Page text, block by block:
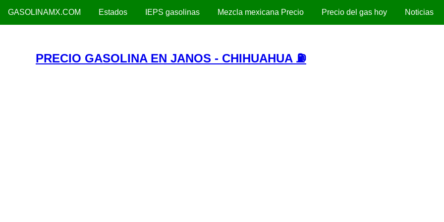
GASOLINAMX.COM Estados IEPS gasolinas Mezcla mexicana Precio Precio del gas hoy Noticias
PRECIO GASOLINA EN JANOS - CHIHUAHUA ⛽